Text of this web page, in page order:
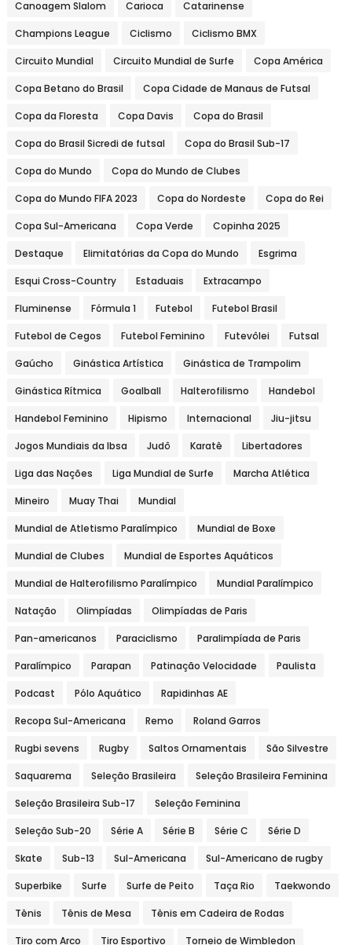
Canoagem Slalom Carioca Catarinense
Champions League Ciclismo Ciclismo BMX
Circuito Mundial Circuito Mundial de Surfe Copa América
Copa Betano do Brasil Copa Cidade de Manaus de Futsal
Copa da Floresta Copa Davis Copa do Brasil
Copa do Brasil Sicredi de futsal Copa do Brasil Sub-17
Copa do Mundo Copa do Mundo de Clubes
Copa do Mundo FIFA 2023 Copa do Nordeste Copa do Rei
Copa Sul-Americana Copa Verde Copinha 2025
Destaque Elimitatórias da Copa do Mundo Esgrima
Esqui Cross-Country Estaduais Extracampo
Fluminense Fórmula 1 Futebol Futebol Brasil
Futebol de Cegos Futebol Feminino Futevôlei Futsal
Gaúcho Ginástica Artística Ginástica de Trampolim
Ginástica Rítmica Goalball Halterofilismo Handebol
Handebol Feminino Hipismo Internacional Jiu-jitsu
Jogos Mundiais da Ibsa Judô Karatê Libertadores
Liga das Nações Liga Mundial de Surfe Marcha Atlética
Mineiro Muay Thai Mundial
Mundial de Atletismo Paralímpico Mundial de Boxe
Mundial de Clubes Mundial de Esportes Aquáticos
Mundial de Halterofilismo Paralímpico Mundial Paralímpico
Natação Olimpíadas Olimpíadas de Paris
Pan-americanos Paraciclismo Paralimpíada de Paris
Paralímpico Parapan Patinação Velocidade Paulista
Podcast Pólo Aquático Rapidinhas AE
Recopa Sul-Americana Remo Roland Garros
Rugbi sevens Rugby Saltos Ornamentais São Silvestre
Saquarema Seleção Brasileira Seleção Brasileira Feminina
Seleção Brasileira Sub-17 Seleção Feminina
Seleção Sub-20 Série A Série B Série C Série D
Skate Sub-13 Sul-Americana Sul-Americano de rugby
Superbike Surfe Surfe de Peito Taça Rio Taekwondo
Tênis Tênis de Mesa Tênis em Cadeira de Rodas
Tiro com Arco Tiro Esportivo Torneio de Wimbledon